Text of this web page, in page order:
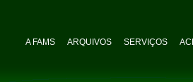
A FAMS ARQUIVOS SERVIÇOS